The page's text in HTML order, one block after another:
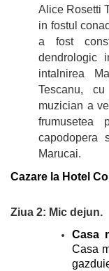
Alice Rosetti
in fostul
a fost
dendrologic
intalnirea
Tescanu,
muzician a
frumusetea
capodopera
Marucai.
Cazare la Hotel
Ziua 2: Mic dejun.
Casa
Casa